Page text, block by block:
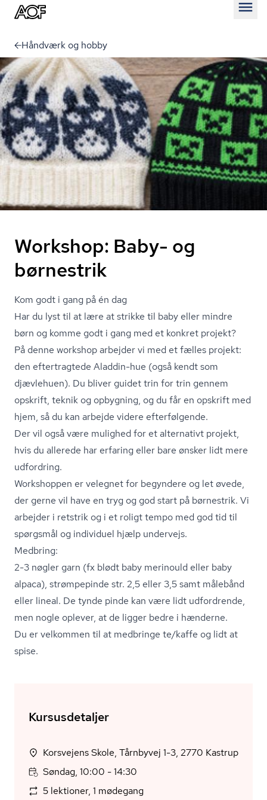
Håndværk og hobby
Workshop: Baby- og
børnestrik
Kom godt i gang på én dag
Har du lyst til at lære at strikke til baby eller mindre
børn og komme godt i gang med et konkret projekt?
På denne workshop arbejder vi med et fælles projekt:
den eftertragtede Aladdin-hue (også kendt som
djævlehuen). Du bliver guidet trin for trin gennem
opskrift, teknik og opbygning, og du får en opskrift med
hjem, så du kan arbejde videre efterfølgende.
Der vil også være mulighed for et alternativt projekt,
hvis du allerede har erfaring eller bare ønsker lidt mere
udfordring.
Workshoppen er velegnet for begyndere og let øvede,
der gerne vil have en tryg og god start på børnestrik. Vi
arbejder i retstrik og i et roligt tempo med god tid til
spørgsmål og individuel hjælp undervejs.
Medbring:
2-3 nøgler garn (fx blødt baby merinould eller baby
alpaca), strømpepinde str. 2,5 eller 3,5 samt målebånd
eller lineal. De tynde pinde kan være lidt udfordrende,
men nogle oplever, at de ligger bedre i hænderne.
Du er velkommen til at medbringe te/kaffe og lidt at
spise.
Kursusdetaljer
Korsvejens Skole, Tårnbyvej 1-3, 2770 Kastrup
Søndag, 10:00 - 14:30
5 lektioner, 1 mødegang